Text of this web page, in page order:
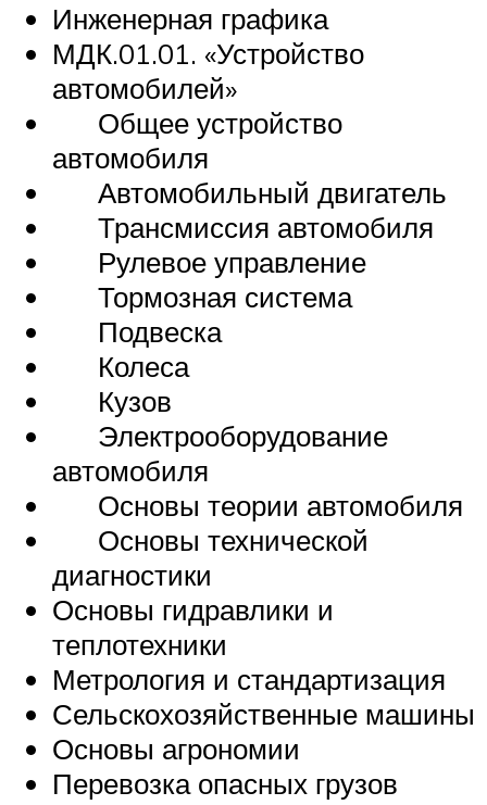
Инженерная графика
МДК.01.01. «Устройство
автомобилей»
Общее устройство
автомобиля
Автомобильный двигатель
Трансмиссия автомобиля
Рулевое управление
Тормозная система
Подвеска
Колеса
Кузов
Электрооборудование
автомобиля
Основы теории автомобиля
Основы технической
диагностики
Основы гидравлики и
теплотехники
Метрология и стандартизация
Сельскохозяйственные машины
Основы агрономии
Перевозка опасных грузов